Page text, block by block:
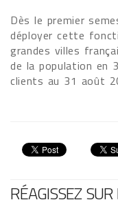
Dès le premier
déployer cette
grandes villes
de la population en
clients au 31 août
RÉAGISSEZ